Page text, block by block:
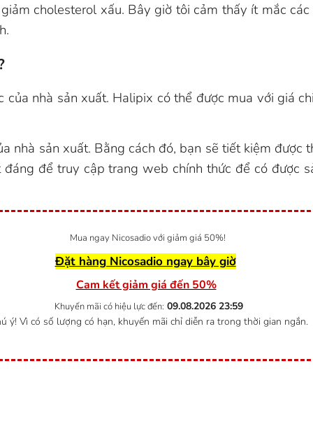
cholesterol xấu. Bây giờ tôi cảm thấy ít mắc
nhà sản xuất. Halipix có thể được mua với giá
sản xuất. Bằng cách đó, bạn sẽ tiết kiệm được
để truy cập trang web chính thức để có được
Mua ngay Nicosadio với giảm giá 50%!
Đặt hàng Nicosadio ngay bây giờ
Cam kết giảm giá đến 50%
Khuyến mãi có hiệu lực đến: 09.08.2026 23:59
ý! Vì có số lượng có hạn, khuyến mãi chỉ diễn ra trong thời gian ngắn.